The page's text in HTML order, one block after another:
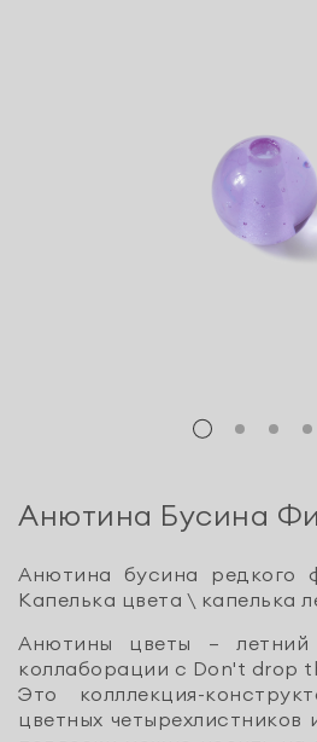
Анютина Бусина
Анютина бусина редкого
Капелька цвета \ капелька
Анютины цветы —
коллаборации с Don't drop
Это колллекция-
цветных четырехлистников